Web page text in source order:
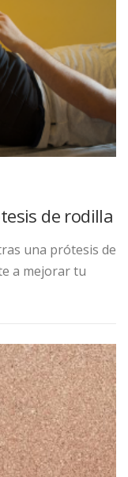
de rodilla
una prótesis de
a mejorar tu